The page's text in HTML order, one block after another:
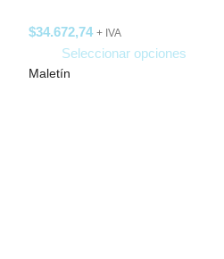
$34.672,74 + IVA
Seleccionar opciones
Maletín